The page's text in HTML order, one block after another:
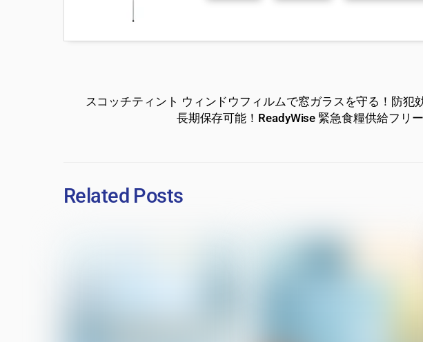
スコッチティント ウィンドウフィルムで窓ガラスを守る！防犯
長期保存可能！ReadyWise 緊急食糧供給フリ
Related Posts